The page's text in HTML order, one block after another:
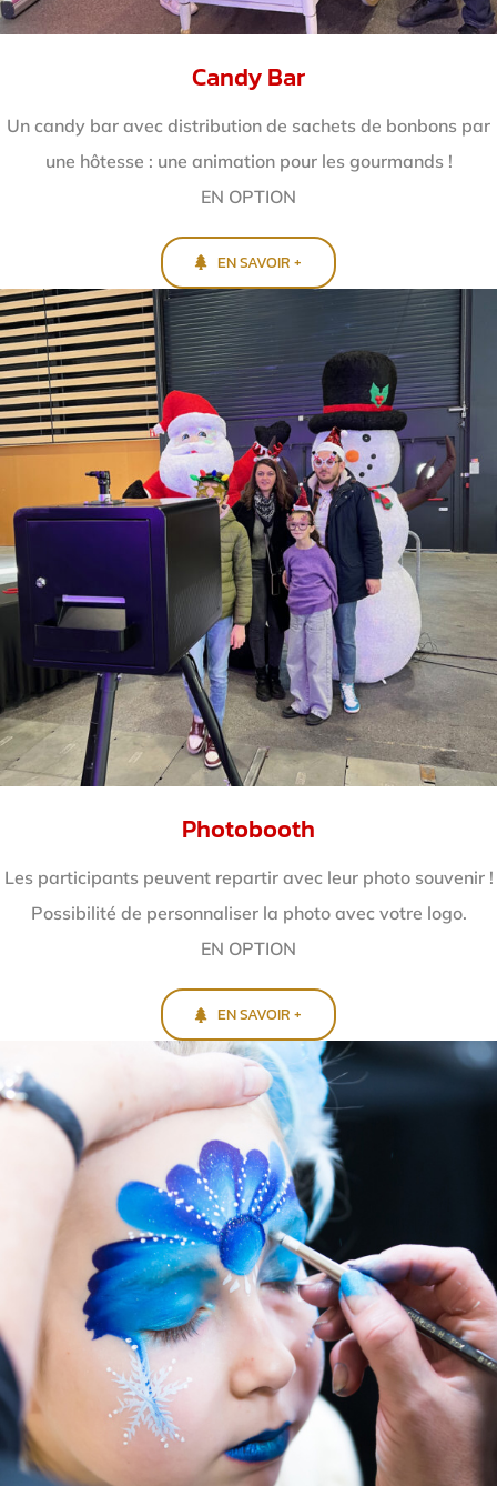
Candy Bar
Un candy bar avec distribution de sachets de bonbons par
une hôtesse : une animation pour les gourmands !
EN OPTION
EN SAVOIR +
Photobooth
Les participants peuvent repartir avec leur photo souvenir !
Possibilité de personnaliser la photo avec votre logo.
EN OPTION
EN SAVOIR +